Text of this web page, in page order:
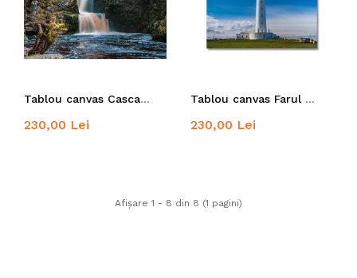
Tablou canvas Cascada Linn
230,00 Lei
Tablou canvas Farul Covesea
230,00 Lei
Afişare 1 - 8 din 8 (1 pagini)